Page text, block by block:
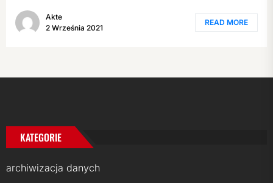
Akte
2 Września 2021
READ MORE
KATEGORIE
archiwizacja danych